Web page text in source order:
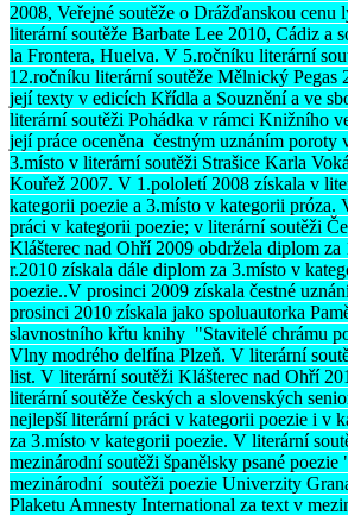
2008, Veřejné soutěže o Drážďanskou
literární soutěže Barbate Lee 2010, Cádiz a
la Frontera, Huelva. V 5.ročníku literární
12.ročníku literární soutěže Mělnický Pegas
její texty v edicích Křídla a Souznění a ve
literární soutěži Pohádka v rámci Knižního
její práce oceněna čestným uznáním
3.místo v literární soutěži Strašice Karla
Kouřež 2007. V 1.pololetí 2008 získala v
kategorii poezie a 3.místo v kategorii próza.
práci v kategorii poezie; v literární soutěži
Klášterec nad Ohří 2009 obdržela diplom
r.2010 získala dále diplom za 3.místo v
poezie..V prosinci 2009 získala čestné
prosinci 2010 získala jako spoluautorka
slavnostního křtu knihy "Stavitelé chrámu
Vlny modrého delfína Plzeň. V literární
list. V literární soutěži Klášterec nad Ohří
literární soutěže českých a slovenských
nejlepší literární práci v kategorii poezie i v
za 3.místo v kategorii poezie. V literární
mezinárodní soutěži španělsky psané
mezinárodní soutěži poezie Univerzity
Plaketu Amnesty International za text v